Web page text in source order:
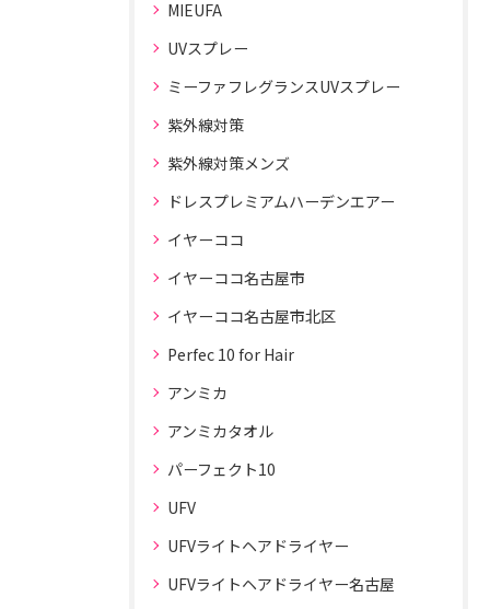
MIEUFA
UVスプレー
ミーファフレグランスUVスプレー
紫外線対策
紫外線対策メンズ
ドレスプレミアムハーデンエアー
イヤーココ
イヤーココ名古屋市
イヤーココ名古屋市北区
Perfec 10 for Hair
アンミカ
アンミカタオル
パーフェクト10
UFV
UFVライトヘアドライヤー
UFVライトヘアドライヤー名古屋